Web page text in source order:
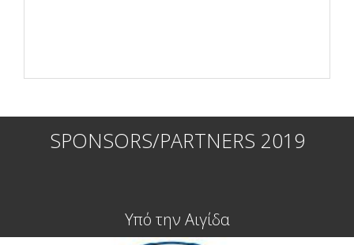
SPONSORS/PARTNERS 2019
Υπό την Αιγίδα